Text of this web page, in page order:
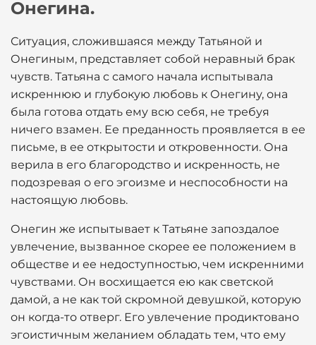
Онегина.
Ситуация, сложившаяся между Татьяной и
Онегиным, представляет собой неравный брак
чувств. Татьяна с самого начала испытывала
искреннюю и глубокую любовь к Онегину, она
была готова отдать ему всю себя, не требуя
ничего взамен. Ее преданность проявляется в ее
письме, в ее открытости и откровенности. Она
верила в его благородство и искренность, не
подозревая о его эгоизме и неспособности на
настоящую любовь.
Онегин же испытывает к Татьяне запоздалое
увлечение, вызванное скорее ее положением в
обществе и ее недоступностью, чем искренними
чувствами. Он восхищается ею как светской
дамой, а не как той скромной девушкой, которую
он когда-то отверг. Его увлечение продиктовано
эгоистичным желанием обладать тем, что ему